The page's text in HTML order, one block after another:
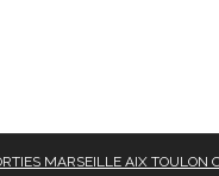
MARSEILLE AIX TOULON